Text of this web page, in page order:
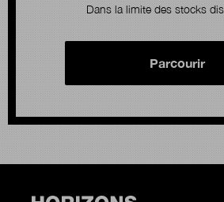
Dans la limite des stocks
Parcourir